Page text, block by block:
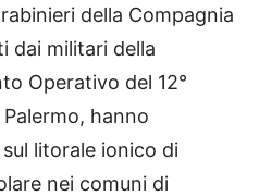
della Compagnia
dai militari della
Operativo del 12°
Palermo, hanno
litorale ionico di
nei comuni di